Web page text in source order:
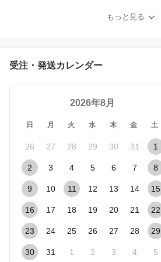
セット ／ メリノウール
毛糸 ウール 毛糸セット
愛知県 No.078
もっと見る
受注・発送カレンダー
2026年8月
日 月 火 水 木 金 土
26 27 28 29 30 31 1
2 3 4 5 6 7 8
9 10 11 12 13 14 15
16 17 18 19 20 21 22
23 24 25 26 27 28 29
30 31 1 2 3 4 5